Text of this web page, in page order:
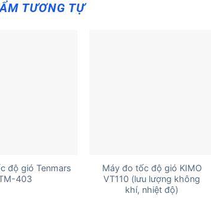
TƯƠNG TỰ
độ gió Tenmars
403
Máy đo tốc độ gió KIMO
VT110 (lưu lượng không
khí, nhiệt độ)